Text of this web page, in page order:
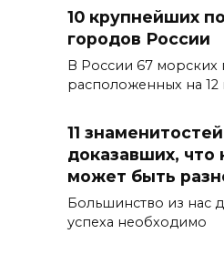
10 крупнейших
городов России
В России 67 морских
расположенных на 12
11
доказавших, что
может быть
Большинство из нас
успеха необходимо